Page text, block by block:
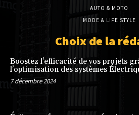
AUTO & MOTO
MODE & LIFE STYLE
Choix de la
Boostez l’efficacité de vos projets
l’optimisation des systèmes
7 décembre 2024